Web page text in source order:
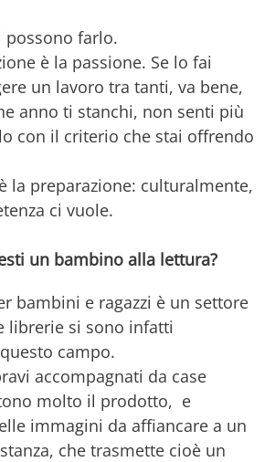
possono farlo.
è la passione. Se lo fai
un lavoro tra tanti, va bene,
anno ti stanchi, non senti più
con il criterio che stai offrendo
la preparazione: culturalmente,
ci vuole.
un bambino alla lettura?
bambini e ragazzi è un settore
librerie si sono infatti
campo.
accompagnati da case
molto il prodotto, e
immagini da affiancare a un
che trasmette cioè un